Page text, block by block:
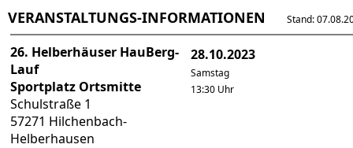
VERANSTALTUNGS-INFORMATIONEN Stand:
26. Helberhäuser HauBerg-
Lauf
Sportplatz Ortsmitte
Schulstraße 1
57271 Hilchenbach-
Helberhausen
28.10.2023
Samstag
13:30 Uhr